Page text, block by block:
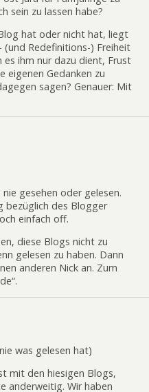
sein zu lassen habe?
hat oder nicht hat, liegt
(und Redefinitions-) Freiheit
es ihm nur dazu dient, Frust
eigenen Gedanken zu
sagen? Genauer: Mit
gesehen oder gelesen.
bezüglich des Blogger
einfach off.
diese Blogs nicht zu
gelesen zu haben. Dann
anderen Nick an. Zum
was gelesen hat)
mit den hiesigen Blogs,
anderweitig. Wir haben